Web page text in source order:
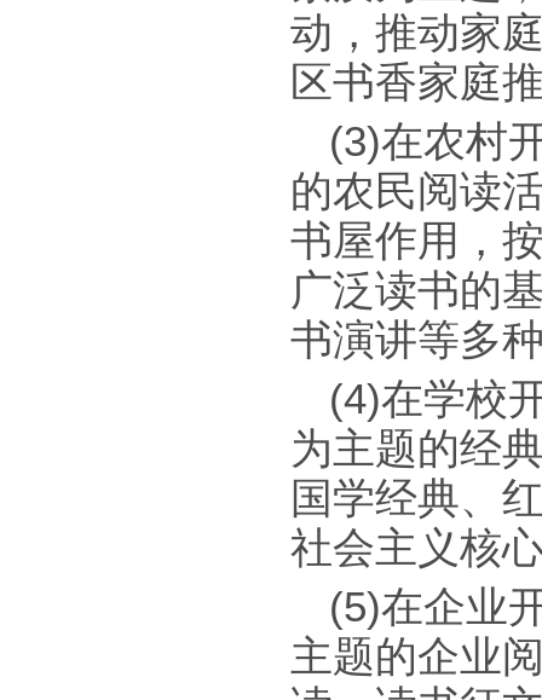
动，推动家
区书香家庭
(3)在农村
的农民阅读
书屋作用，
广泛读书的
书演讲等多
(4)在学校
为主题的经
国学经典、
社会主义核
(5)在企业
主题的企业